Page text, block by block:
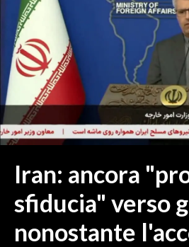
SULCIS IGLESIENTE
MEDIO CAMPIDANO
ORISTANO E PROVINCIA
SASSARI E PROVINCIA
GALLURA
NUORO E PROVINCIA
OGLIASTRA
ITALIA
MONDO
Iran: ancora
sfiducia" verso
nonostante